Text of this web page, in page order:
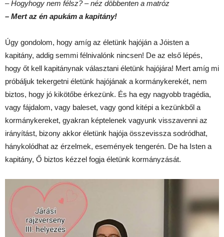
– Hogyhogy nem félsz? – néz döbbenten a matróz
– Mert az én apukám a kapitány!
Úgy gondolom, hogy amíg az életünk hajóján a Jóisten a
kapitány, addig semmi félnivalónk nincsen! De az első lépés,
hogy őt kell kapitánynak választani életünk hajójára! Mert amíg mi
próbáljuk tekergetni életünk hajójának a kormánykerekét, nem
biztos, hogy jó kikötőbe érkezünk. És ha egy nagyobb tragédia,
vagy fájdalom, vagy baleset, vagy gond kitépi a kezünkből a
kormánykereket, gyakran képtelenek vagyunk visszavenni az
irányítást, bizony akkor életünk hajója összevissza sodródhat,
hánykolódhat az érzelmek, események tengerén. De ha Isten a
kapitány, Ő biztos kézzel fogja életünk kormányzását.